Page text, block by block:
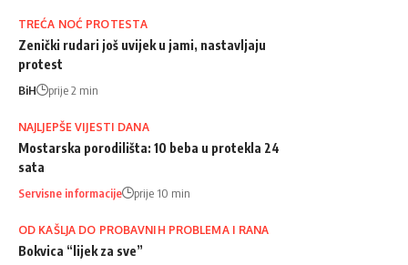
TREĆA NOĆ PROTESTA
Zenički rudari još uvijek u jami, nastavljaju
protest
BiH prije 2 min
NAJLJEPŠE VIJESTI DANA
Mostarska porodilišta: 10 beba u protekla 24
sata
Servisne informacije prije 10 min
OD KAŠLJA DO PROBAVNIH PROBLEMA I RANA
Bokvica “lijek za sve”